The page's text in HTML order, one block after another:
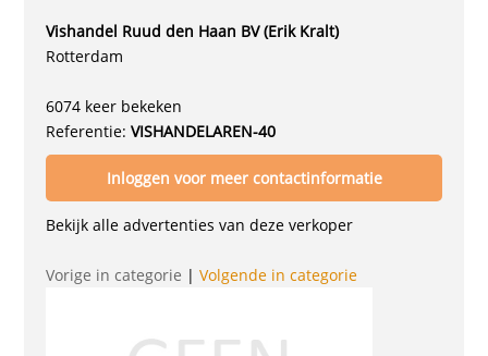
Vishandel Ruud den Haan BV (Erik Kralt)
Rotterdam
6074 keer bekeken
Referentie:VISHANDELAREN-40
Inloggen voor meer contactinformatie
Bekijk alle advertenties van deze verkoper
Vorige in categorie |Volgende in categorie